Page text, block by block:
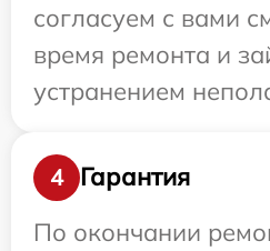
согласуем с вами
время ремонта и
устранением
4
Гарантия
По окончании